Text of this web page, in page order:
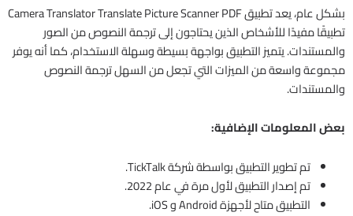
بشكل عام، يعد تطبيق Camera Translator Translate Picture Scanner PDF
تطبيقًا مفيدًا للأشخاص الذين يحتاجون إلى ترجمة النصوص من الصور
والمستندات. يتميز التطبيق بواجهة بسيطة وسهلة الاستخدام، كما أنه يوفر
مجموعة واسعة من الميزات التي تجعل من السهل ترجمة النصوص
والمستندات.
بعض المعلومات الإضافية:
تم تطوير التطبيق بواسطة شركة TickTalk.
تم إصدار التطبيق لأول مرة في عام 2022.
التطبيق متاح لأجهزة Android و iOS.